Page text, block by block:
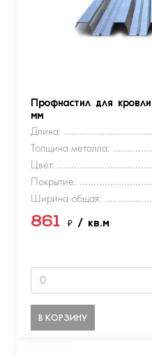
Профнастил для
мм
Длина:
Толщина металла:
Цвет:
Покрытие:
Ширина общая:
861 ₽ / кв.м
В КОРЗИНУ